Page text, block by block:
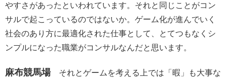
やすさがあったといわれています。それと同じことがコン
サルで起こっているのではないか。ゲーム化が進んでいく
社会のあり方に最適化された仕事として、とてつもなくシ
ンプルになった職業がコンサルなんだと思います。
麻布競馬場それとゲームを考える上では「暇」も大事な